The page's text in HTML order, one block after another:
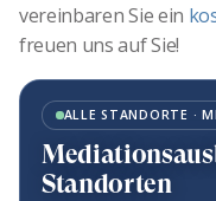
vereinbaren Sie ein
freuen uns auf Sie!
ALLE STANDORTE ·
Standorten